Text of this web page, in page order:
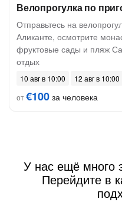
Велопрогулка по
Отправьтесь на
Аликанте, осмотрите
фруктовые сады и пляж
отдых
10 авг в 10:00
12 авг в 10:00
от€100 за человека
У нас ещё много
Перейдите в